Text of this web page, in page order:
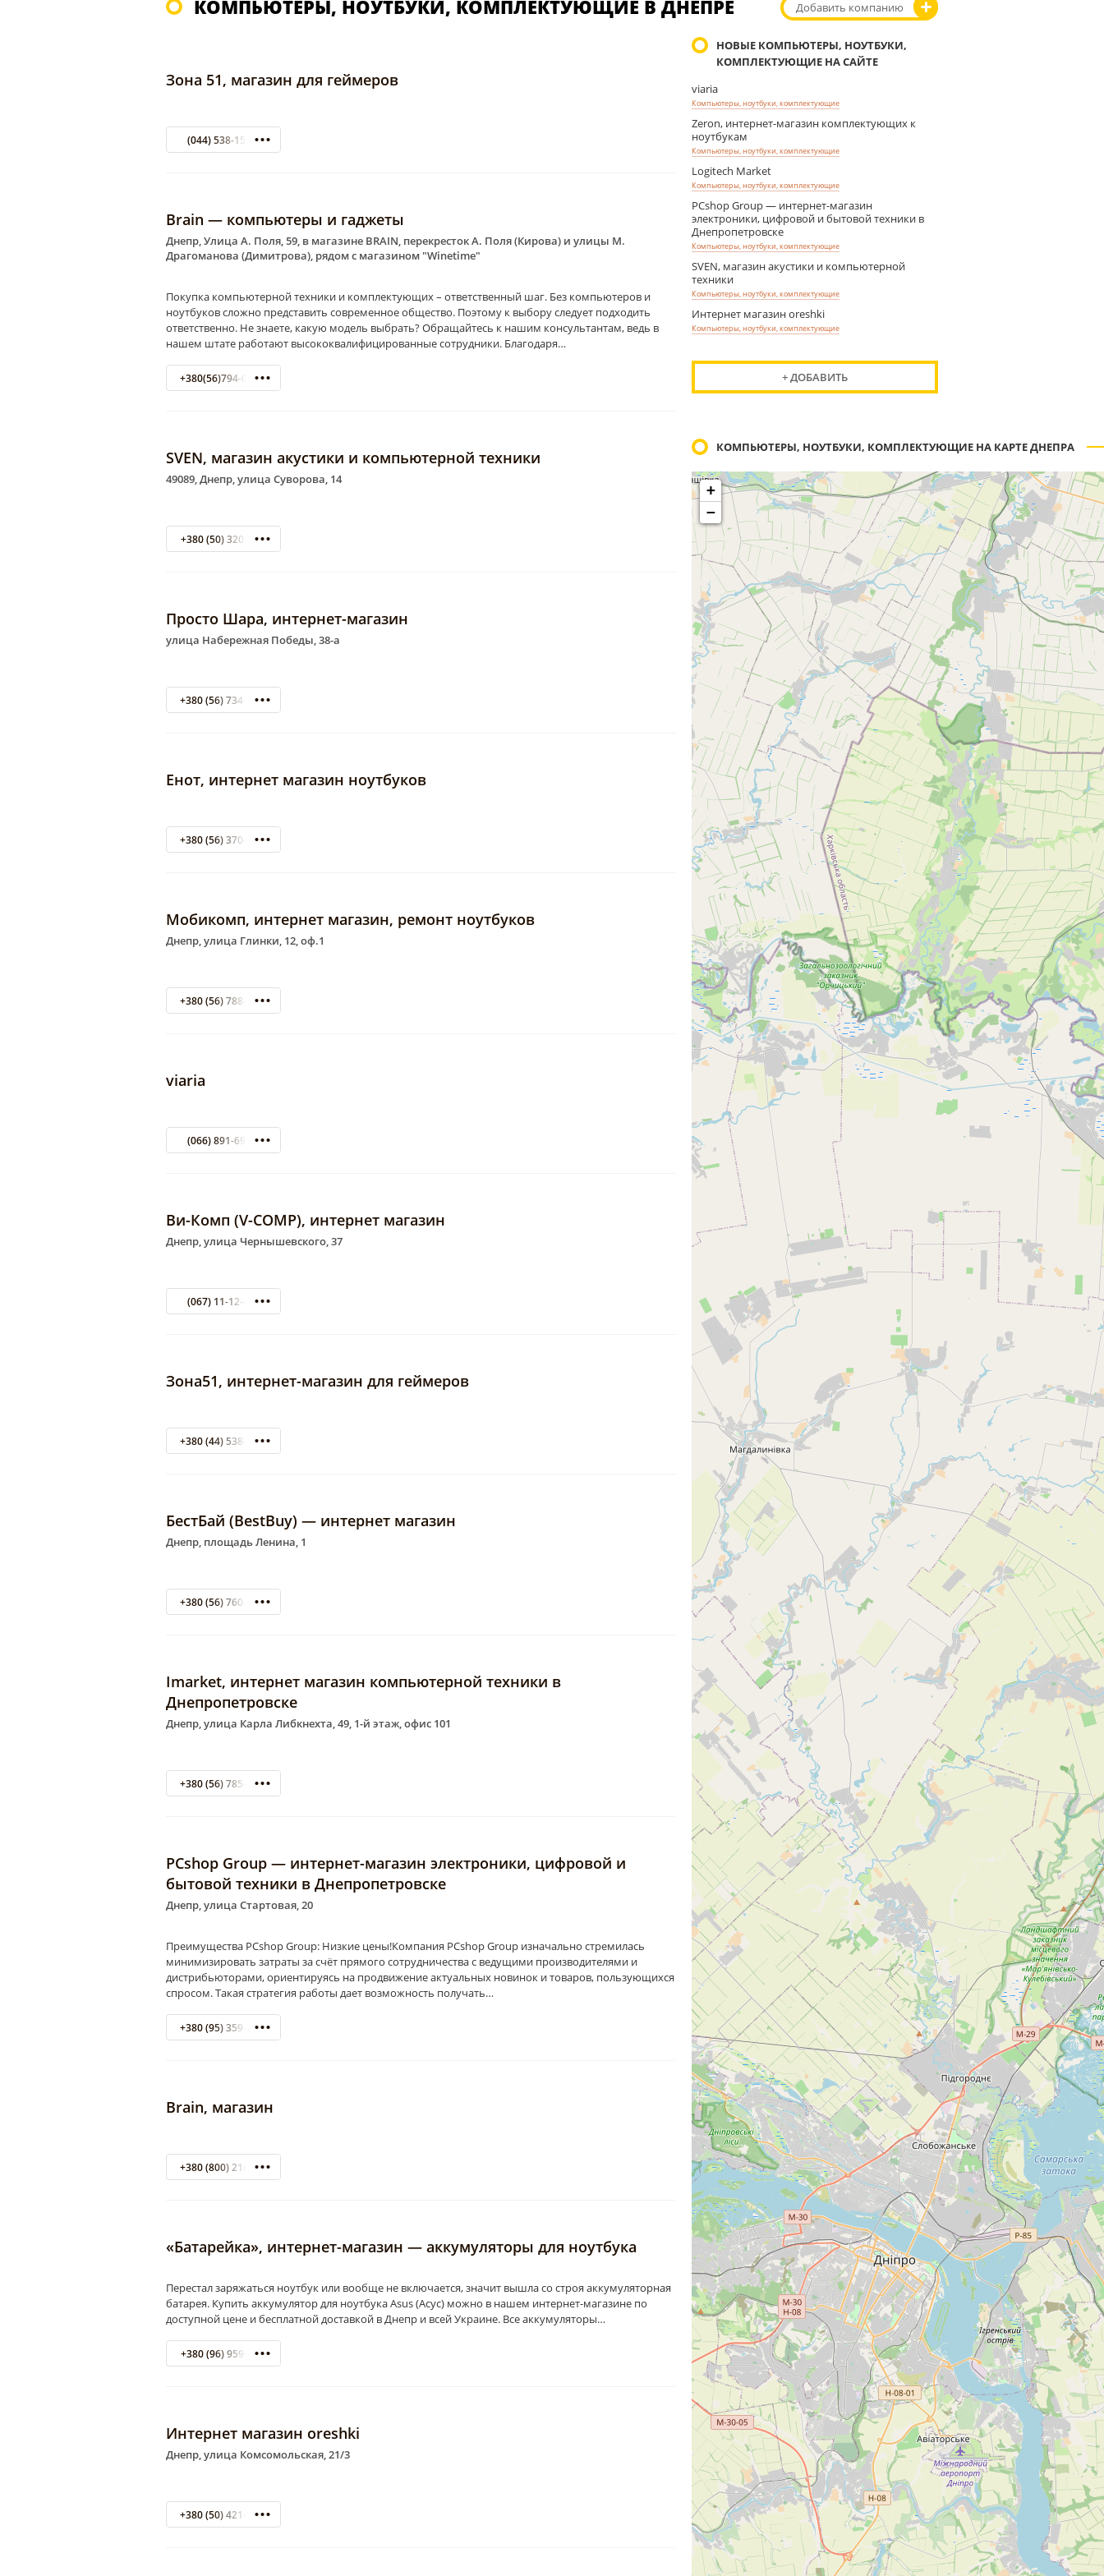
КОМПЬЮТЕРЫ, НОУТБУКИ, КОМПЛЕКТУЮЩИЕ В ДНЕПРЕ Добавить компанию
Зона 51, магазин для геймеров
(044) 538-15-11
Brain — компьютеры и гаджеты
Днепр, Улица А. Поля, 59, в магазине BRAIN, перекресток А. Поля (Кирова) и улицы М.
Драгоманова (Димитрова), рядом с магазином "Winetime"
Покупка компьютерной техники и комплектующих – ответственный шаг. Без компьютеров и
ноутбуков сложно представить современное общество. Поэтому к выбору следует подходить
ответственно. Не знаете, какую модель выбрать? Обращайтесь к нашим консультантам, ведь в
нашем штате работают высококвалифицированные сотрудники. Благодаря…
+380(56)794-03-71
SVEN, магазин акустики и компьютерной техники
49089, Днепр, улица Суворова, 14
+380 (50) 3203398
Просто Шара, интернет-магазин
улица Набережная Победы, 38-а
+380 (56) 734-02-35
Енот, интернет магазин ноутбуков
+380 (56) 370-48-12
Мобикомп, интернет магазин, ремонт ноутбуков
Днепр, улица Глинки, 12, оф.1
+380 (56) 788-84-46
viaria
(066) 891-69-19
Ви-Комп (V-COMP), интернет магазин
Днепр, улица Чернышевского, 37
(067) 11-12-485
Зона51, интернет-магазин для геймеров
+380 (44) 538-15-11
БестБай (BestBuy) — интернет магазин
Днепр, площадь Ленина, 1
+380 (56) 760-91-90
Imarket, интернет магазин компьютерной техники в
Днепропетровске
Днепр, улица Карла Либкнехта, 49, 1-й этаж, офис 101
+380 (56) 785-55-09
PCshop Group — интернет-магазин электроники, цифровой и
бытовой техники в Днепропетровске
Днепр, улица Стартовая, 20
Преимущества PCshop Group: Низкие цены!Компания PCshop Group изначально стремилась
минимизировать затраты за счёт прямого сотрудничества с ведущими производителями и
дистрибьюторами, ориентируясь на продвижение актуальных новинок и товаров, пользующихся
спросом. Такая стратегия работы дает возможность получать…
+380 (95) 359-10-10
Brain, магазин
+380 (800) 216 800
«Батарейка», интернет-магазин — аккумуляторы для ноутбука
Перестал заряжаться ноутбук или вообще не включается, значит вышла со строя аккумуляторная
батарея. Купить аккумулятор для ноутбука Asus (Асус) можно в нашем интернет-магазине по
доступной цене и бесплатной доставкой в Днепр и всей Украине. Все аккумуляторы…
+380 (96) 9596249
Интернет магазин oreshki
Днепр, улица Комсомольская, 21/3
+380 (50) 421-70-00
НОВЫЕ КОМПЬЮТЕРЫ, НОУТБУКИ,
КОМПЛЕКТУЮЩИЕ НА САЙТЕ
viaria
Компьютеры, ноутбуки, комплектующие
Zeron, интернет-магазин комплектующих к
ноутбукам
Компьютеры, ноутбуки, комплектующие
Logitech Market
Компьютеры, ноутбуки, комплектующие
PCshop Group — интернет-магазин
электроники, цифровой и бытовой техники в
Днепропетровске
Компьютеры, ноутбуки, комплектующие
SVEN, магазин акустики и компьютерной
техники
Компьютеры, ноутбуки, комплектующие
Интернет магазин oreshki
Компьютеры, ноутбуки, комплектующие
+ ДОБАВИТЬ
КОМПЬЮТЕРЫ, НОУТБУКИ, КОМПЛЕКТУЮЩИЕ НА КАРТЕ ДНЕПРА
+
−